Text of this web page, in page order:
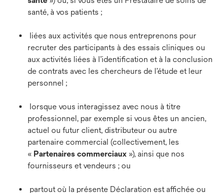
santé, à vos patients ;
liées aux activités que nous entreprenons pour
recruter des participants à des essais cliniques ou
aux activités liées à l’identification et à la conclusion
de contrats avec les chercheurs de l’étude et leur
personnel ;
lorsque vous interagissez avec nous à titre
professionnel, par exemple si vous êtes un ancien,
actuel ou futur client, distributeur ou autre
partenaire commercial (collectivement, les
« Partenaires commerciaux »), ainsi que nos
fournisseurs et vendeurs ; ou
partout où la présente Déclaration est affichée ou